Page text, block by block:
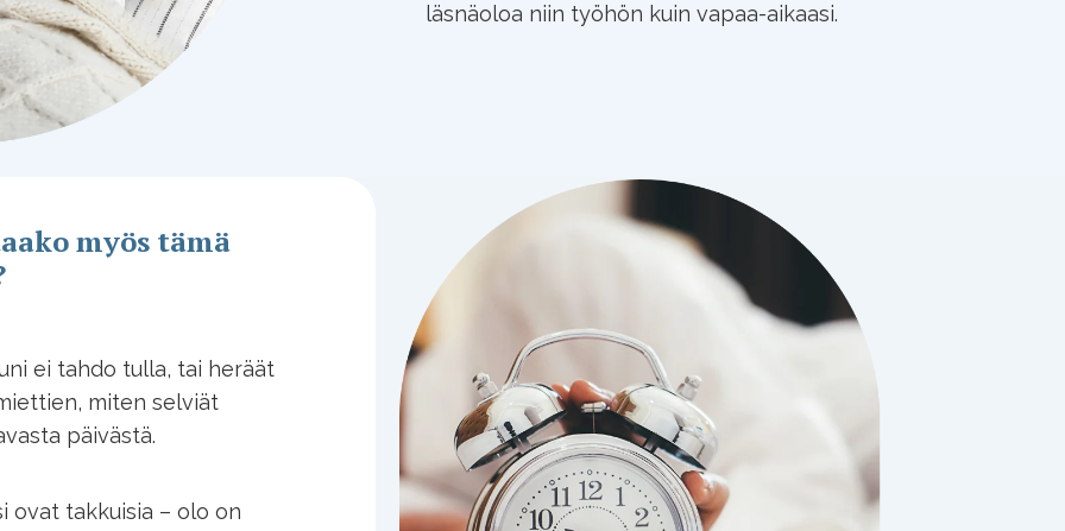
läsnäoloa niin työhön kuin vapaa-aikaasi.
myös tämä
ei tahdo tulla, tai heräät
miten selviät
päivästä.
ovat takkuisia – olo on